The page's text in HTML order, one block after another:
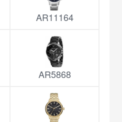
AR11164
AR5868